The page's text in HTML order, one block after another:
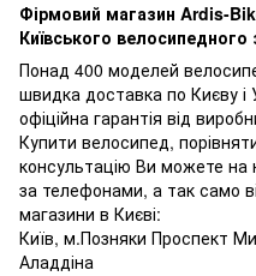
Фірмовий магазин Ardis-
Київського велосипедного
Понад 400 моделей
швидка доставка по Києву і
офіційна гарантія від
Купити велосипед,
консультацію Ви можете
за телефонами, а так само
магазини в Києві:
Київ, м.Позняки Проспект
Аладдіна